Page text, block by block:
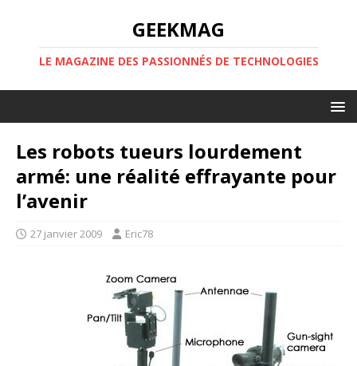
GEEKMAG
LE MAGAZINE DES PASSIONNÉS DE TECHNOLOGIES
Les robots tueurs lourdement
armé: une réalité effrayante pour
l’avenir
27 janvier 2009 Eric78